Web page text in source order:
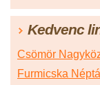
Kedvenc
Csömör
Furmicska